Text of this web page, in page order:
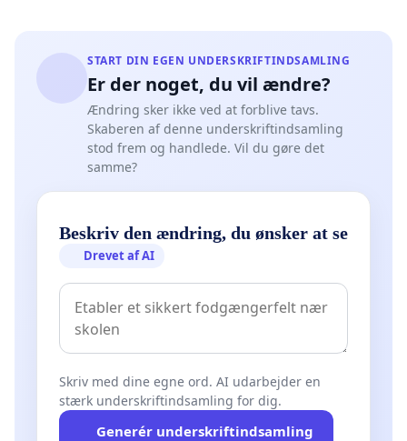
START DIN EGEN UNDERSKRIFTINDSAMLING
Er der noget, du vil ændre?
Ændring sker ikke ved at forblive tavs.
Skaberen af denne underskriftindsamling
stod frem og handlede. Vil du gøre det
samme?
Beskriv den ændring, du ønsker at se
Drevet af AI
Skriv med dine egne ord. AI udarbejder en
stærk underskriftindsamling for dig.
Generér underskriftindsamling